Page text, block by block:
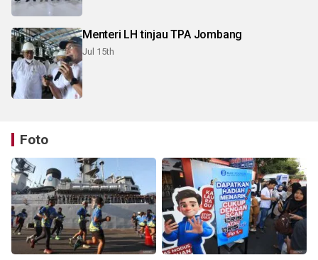
Menteri LH tinjau TPA Jombang
Jul 15th
Foto